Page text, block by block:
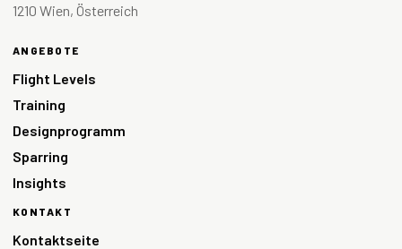
1210 Wien, Österreich
ANGEBOTE
Flight Levels
Training
Designprogramm
Sparring
Insights
KONTAKT
Kontaktseite